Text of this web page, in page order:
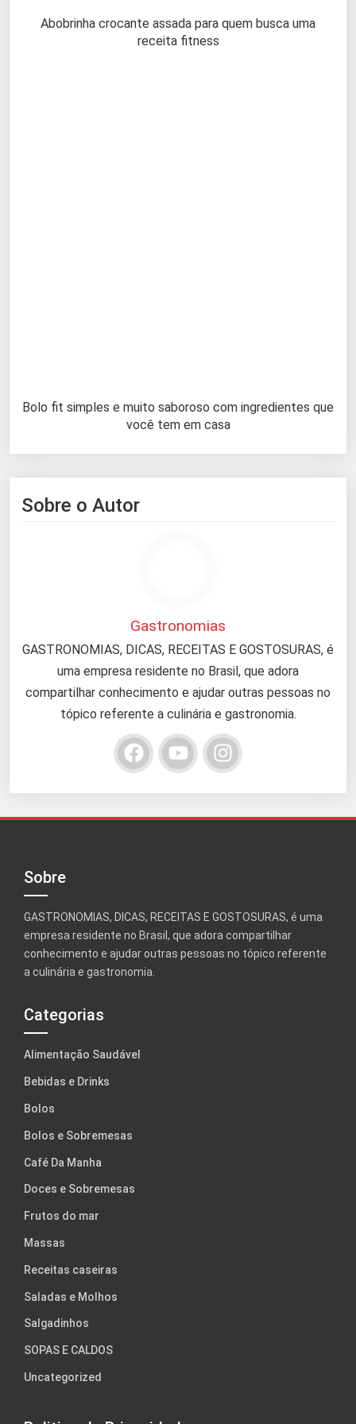
Abobrinha crocante assada para quem busca uma
receita fitness
Bolo fit simples e muito saboroso com ingredientes que
você tem em casa
Sobre o Autor
Gastronomias
GASTRONOMIAS, DICAS, RECEITAS E GOSTOSURAS, é
uma empresa residente no Brasil, que adora
compartilhar conhecimento e ajudar outras pessoas no
tópico referente a culinária e gastronomia.
Sobre
GASTRONOMIAS, DICAS, RECEITAS E GOSTOSURAS, é uma
empresa residente no Brasil, que adora compartilhar
conhecimento e ajudar outras pessoas no tópico referente
a culinária e gastronomia.
Categorias
Alimentação Saudável
Bebidas e Drinks
Bolos
Bolos e Sobremesas
Café Da Manha
Doces e Sobremesas
Frutos do mar
Massas
Receitas caseiras
Saladas e Molhos
Salgadinhos
SOPAS E CALDOS
Uncategorized